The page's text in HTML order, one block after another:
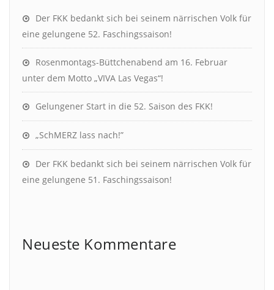
Der FKK bedankt sich bei seinem närrischen Volk für
eine gelungene 52. Faschingssaison!
Rosenmontags-Büttchenabend am 16. Februar
unter dem Motto „VIVA Las Vegas“!
Gelungener Start in die 52. Saison des FKK!
„SchMERZ lass nach!”
Der FKK bedankt sich bei seinem närrischen Volk für
eine gelungene 51. Faschingssaison!
Neueste Kommentare